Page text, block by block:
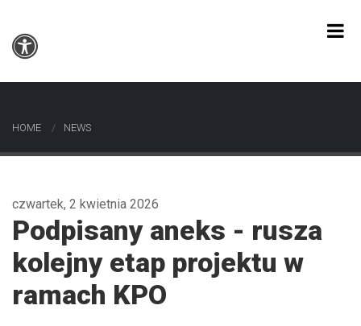
HOME NEWS
czwartek, 2 kwietnia 2026
Podpisany aneks - rusza
kolejny etap projektu w
ramach KPO